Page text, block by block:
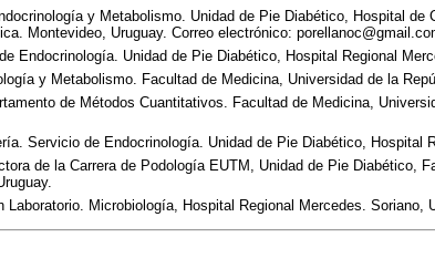
y Metabolismo. Unidad de Pie Diabético, Hospital de
Montevideo, Uruguay. Correo electrónico:
Endocrinología. Unidad de Pie Diabético, Hospital Regional
y Metabolismo. Facultad de Medicina, Universidad de la
de Métodos Cuantitativos. Facultad de Medicina,
Servicio de Endocrinología. Unidad de Pie Diabético, Hospital
de la Carrera de Podología EUTM, Unidad de Pie Diabético,
Laboratorio. Microbiología, Hospital Regional Mercedes. Soriano,